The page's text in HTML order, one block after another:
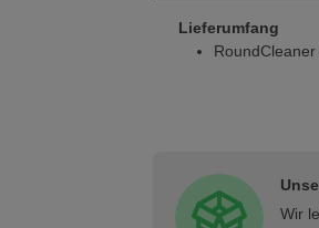
Lieferumfang
Wir